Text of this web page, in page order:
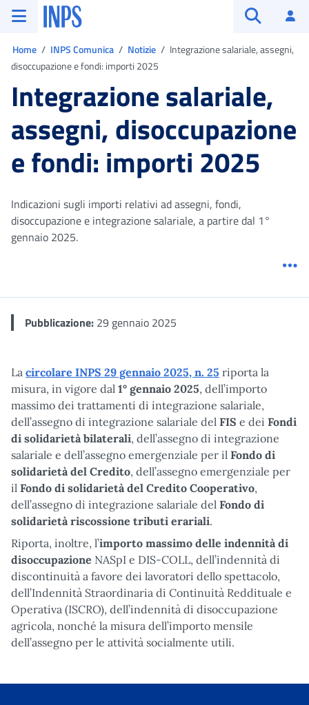
Vai al menu principale
Vai al contenuto principale
Vai al pie' di pagina
INPS ()
Home INPS Comunica Notizie
Integrazione salariale, assegni,
disoccupazione e fondi: importi 2025
Integrazione salariale,
assegni, disoccupazione
e fondi: importi 2025
Indicazioni sugli importi relativi ad assegni, fondi,
disoccupazione e integrazione salariale, a partire dal 1°
gennaio 2025.
Pubblicazione: 29 gennaio 2025
La circolare INPS 29 gennaio 2025, n. 25 riporta la
misura, in vigore dal 1° gennaio 2025, dell’importo
massimo dei trattamenti di integrazione salariale,
dell’assegno di integrazione salariale del FIS e dei Fondi
di solidarietà bilaterali, dell’assegno di integrazione
salariale e dell’assegno emergenziale per il Fondo di
solidarietà del Credito, dell’assegno emergenziale per
il Fondo di solidarietà del Credito Cooperativo,
dell’assegno di integrazione salariale del Fondo di
solidarietà riscossione tributi erariali.
Riporta, inoltre, l’importo massimo delle indennità di
disoccupazione NASpI e DIS-COLL, dell’indennità di
discontinuità a favore dei lavoratori dello spettacolo,
dell’Indennità Straordinaria di Continuità Reddituale e
Operativa (ISCRO), dell’indennità di disoccupazione
agricola, nonché la misura dell’importo mensile
dell’assegno per le attività socialmente utili.